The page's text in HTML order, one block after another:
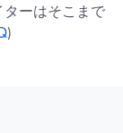
ーはそこまで
)